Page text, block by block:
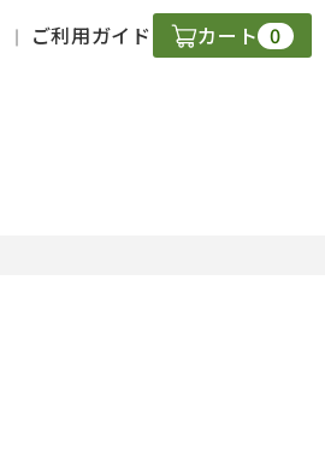
ご利用ガイド カート 0